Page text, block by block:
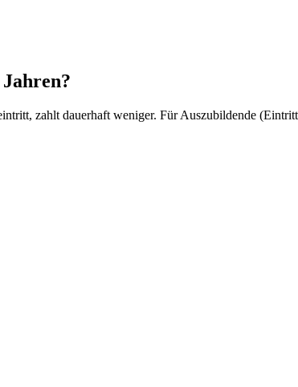
zahlt dauerhaft weniger. Für Auszubildende